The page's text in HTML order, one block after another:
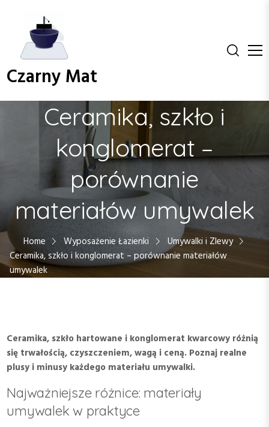
n
Czarny Mat
Ceramika, szkło i
konglomerat –
porównanie
materiałów umywalek
Home Wyposażenie Łazienki
Umywalki i Zlewy
Ceramika, szkło i konglomerat – porównanie materiałów
umywalek
Ceramika, szkło hartowane i konglomerat kwarcowy różnią
się trwałością, czyszczeniem, wagą i ceną. Poznaj realne
plusy i minusy każdego materiału umywalki.
Najważniejsze różnice: materiały
umywalek w praktyce